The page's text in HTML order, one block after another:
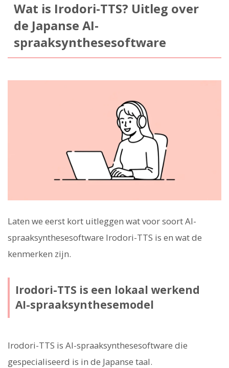
Wat is Irodori-TTS? Uitleg over
de Japanse AI-
spraaksynthesesoftware
Laten we eerst kort uitleggen wat voor soort AI-
spraaksynthesesoftware Irodori-TTS is en wat de
kenmerken zijn.
Irodori-TTS is een lokaal werkend
AI-spraaksynthesemodel
Irodori-TTS is AI-spraaksynthesesoftware die
gespecialiseerd is in de Japanse taal.